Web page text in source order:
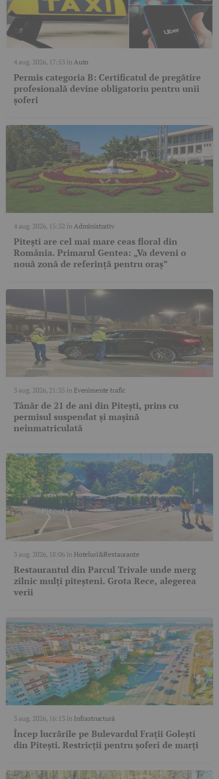
4 aug. 2026, 17:53înAuto
Permis categoria B: Certificatul de pregătire
profesională devine obligatoriu pentru unii
șoferi
4 aug. 2026, 15:32 înAdministrativ
Pitești are cel mai mare ceas floral din
România. Primarul Gentea: „Va deveni o
nouă zonă de referință pentru oraș”
3 aug. 2026, 21:35 în Evenimente trafic
Tânăr de 21 de ani din Pitești, prins cu
permisul suspendat și mașină
neînmatriculată
3 aug. 2026, 18:06în Hoteluri&Restaurante
Restaurantul din Parcul Trivale unde merg
zilnic mulți piteșteni. Grota Rece, alegerea
verii
3 aug. 2026, 16:13în Infrastructură
Încep lucrările pe Bulevardul Frații Golești
din Pitești. Restricții pentru șoferi de marți